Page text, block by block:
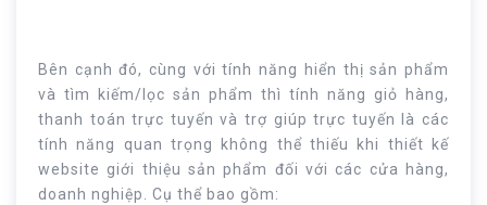
Bên cạnh đó, cùng với tính năng hiển thị sản phẩm
và tìm kiếm/lọc sản phẩm thì tính năng giỏ hàng,
thanh toán trực tuyến và trợ giúp trực tuyến là các
tính năng quan trọng không thể thiếu khi thiết kế
website giới thiệu sản phẩm đối với các cửa hàng,
doanh nghiệp. Cụ thể bao gồm: